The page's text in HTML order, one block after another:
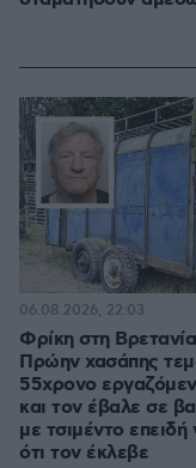
Φρίκη στη
Πρώην χασάπης
55χρονο
και τον έβαλε σε
με τσιμέντο επειδή
ότι τον έκλεβε
06.08.2026, 22:03